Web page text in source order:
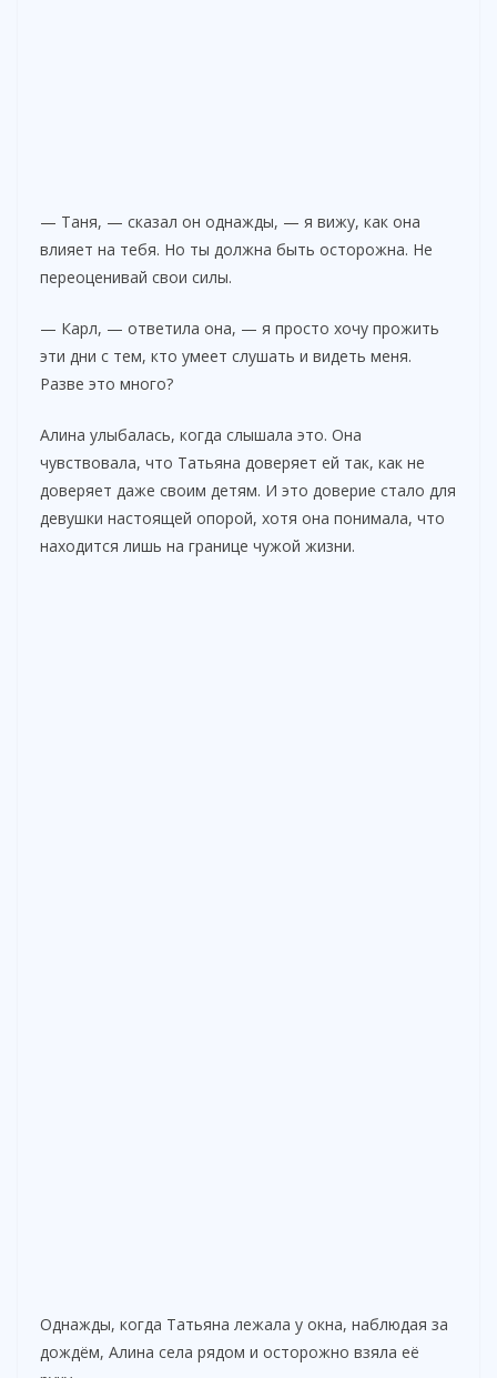
— Таня, — сказал он однажды, — я вижу, как она
влияет на тебя. Но ты должна быть осторожна. Не
переоценивай свои силы.
— Карл, — ответила она, — я просто хочу прожить
эти дни с тем, кто умеет слушать и видеть меня.
Разве это много?
Алина улыбалась, когда слышала это. Она
чувствовала, что Татьяна доверяет ей так, как не
доверяет даже своим детям. И это доверие стало для
девушки настоящей опорой, хотя она понимала, что
находится лишь на границе чужой жизни.
Однажды, когда Татьяна лежала у окна, наблюдая за
дождём, Алина села рядом и осторожно взяла её